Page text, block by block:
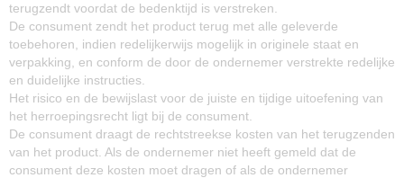
terugzendt voordat de bedenktijd is verstreken.
De consument zendt het product terug met alle geleverde
toebehoren, indien redelijkerwijs mogelijk in originele staat en
verpakking, en conform de door de ondernemer verstrekte redelijke
en duidelijke instructies.
Het risico en de bewijslast voor de juiste en tijdige uitoefening van
het herroepingsrecht ligt bij de consument.
De consument draagt de rechtstreekse kosten van het terugzenden
van het product. Als de ondernemer niet heeft gemeld dat de
consument deze kosten moet dragen of als de ondernemer